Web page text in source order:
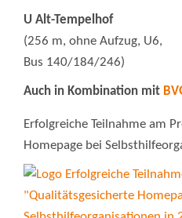
U Alt-Tempelhof
(256 m, ohne Aufzug, U6,
Bus 140/184/246)
Auch in Kombination mit
Erfolgreiche Teilnahme am
Homepage bei